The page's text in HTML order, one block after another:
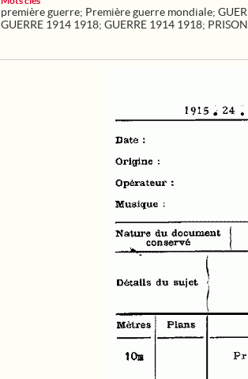
première guerre; Première guerre mondiale;
GUERRE 1914 1918; GUERRE 1914 1918;